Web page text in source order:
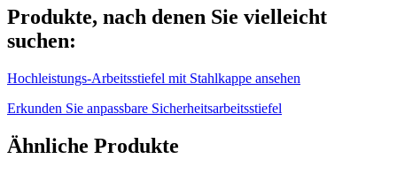
Produkte, nach denen Sie vielleicht
suchen:
Hochleistungs-Arbeitsstiefel mit Stahlkappe ansehen
Erkunden Sie anpassbare Sicherheitsarbeitsstiefel
Ähnliche Produkte